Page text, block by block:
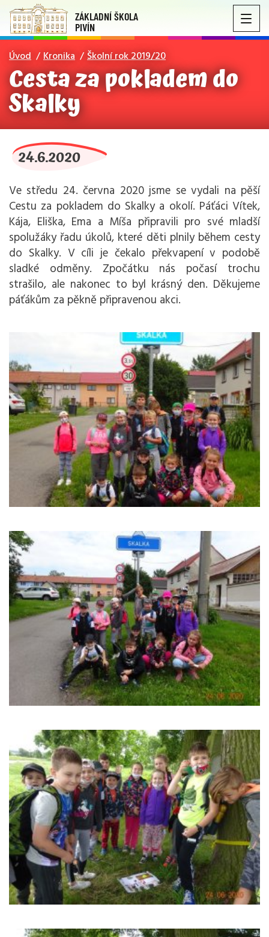
ZÁKLADNÍ ŠKOLA
PIVÍN
Úvod Kronika Školní rok 2019/20
Cesta za pokladem do
Skalky
24.6.2020
Ve středu 24. června 2020 jsme se vydali na pěší
Cestu za pokladem do Skalky a okolí. Páťáci Vítek,
Kája, Eliška, Ema a Míša připravili pro své mladší
spolužáky řadu úkolů, které děti plnily během cesty
do Skalky. V cíli je čekalo překvapení v podobě
sladké odměny. Zpočátku nás počasí trochu
strašilo, ale nakonec to byl krásný den. Děkujeme
páťákům za pěkně připravenou akci.